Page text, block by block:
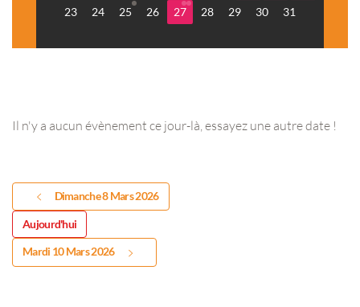
23
24 25 26 27 28 29 30 31
Il n'y a aucun évènement ce jour-là, essayez une autre date !
Dimanche 8 Mars 2026
Aujourd'hui
Mardi 10 Mars 2026